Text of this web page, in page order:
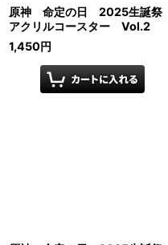
原神 命定の日 2025生誕祭
アクリルコースター Vol.2
1,450円